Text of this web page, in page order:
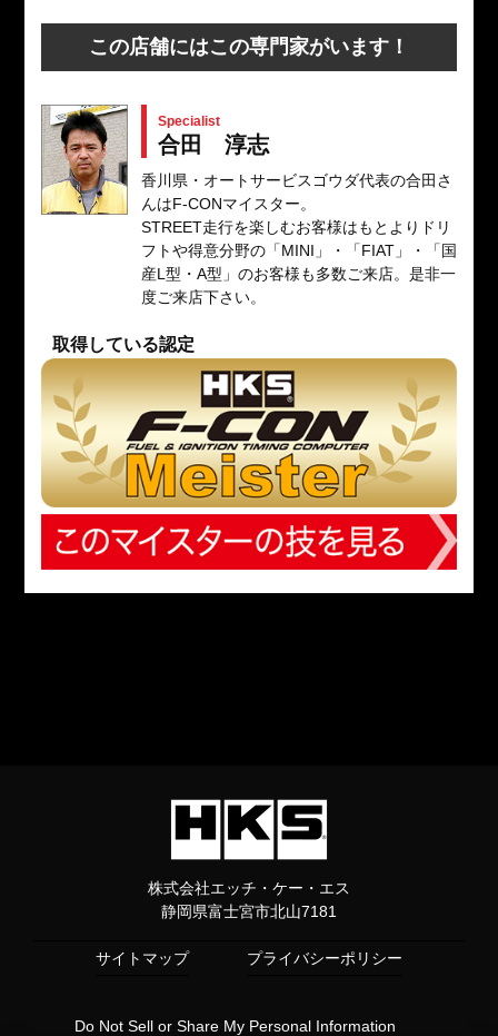
この店舗にはこの専門家がいます！
Specialist
合田 淳志
香川県・オートサービスゴウダ代表の合田さ
んはF-CONマイスター。
STREET走行を楽しむお客様はもとよりドリ
フトや得意分野の「MINI」・「FIAT」・「国
産L型・A型」のお客様も多数ご来店。是非一
度ご来店下さい。
取得している認定
株式会社エッチ・ケー・エス
静岡県富士宮市北山7181
サイトマップ プライバシーポリシー
Do Not Sell or Share My Personal Information